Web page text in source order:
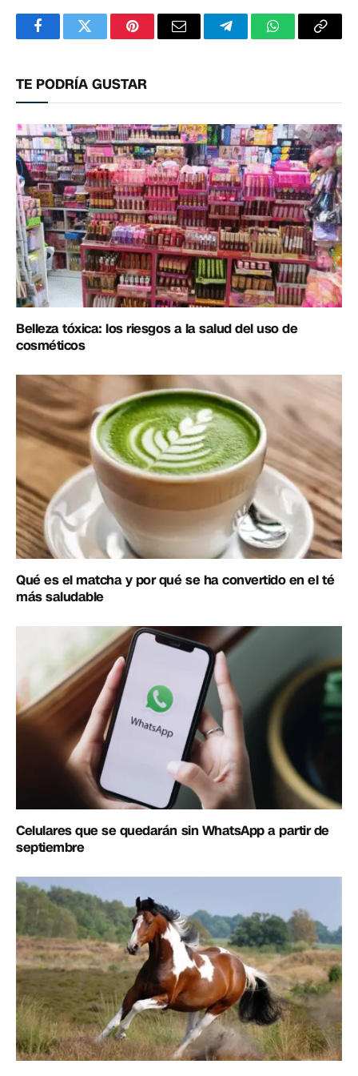
FacebookTwitterPinterestCorreoTelegramWhatsApp
TE PODRÍA GUSTAR
Belleza tóxica: los riesgos a la salud del uso de
cosméticos
Qué es el matcha y por qué se ha convertido en el té
más saludable
Celulares que se quedarán sin WhatsApp a partir de
septiembre